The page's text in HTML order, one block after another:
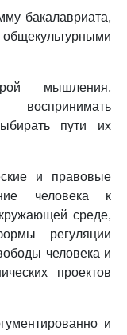
бакалавриата,
мышления,
пути их
и правовые
человека к
среде,
регуляции
человека и
проектов
и